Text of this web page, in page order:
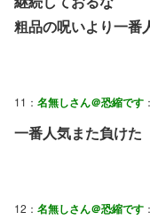
粗品の呪いより一番
11： 名無しさん＠恐縮です
一番人気また負けた
12： 名無しさん＠恐縮です